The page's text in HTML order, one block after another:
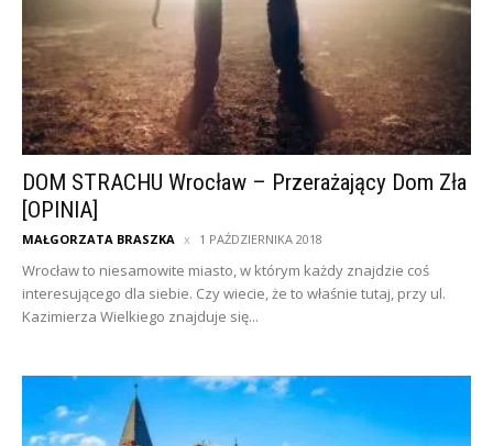
DOM STRACHU Wrocław – Przerażający Dom Zła
[OPINIA]
MAŁGORZATA BRASZKA 1 PAŹDZIERNIKA 2018
Wrocław to niesamowite miasto, w którym każdy znajdzie coś
interesującego dla siebie. Czy wiecie, że to właśnie tutaj, przy ul.
Kazimierza Wielkiego znajduje się...